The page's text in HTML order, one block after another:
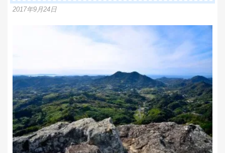
2017年9月24日